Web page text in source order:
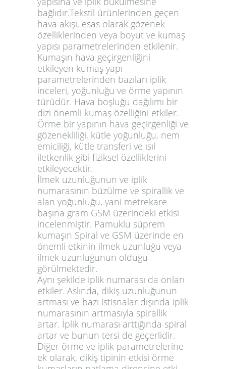
bağlıdır.Tekstil ürünlerinden geçen
hava akışı, esas olarak gözenek
özelliklerinden veya boyut ve kumaş
yapısı parametrelerinden etkilenir.
Kumaşın hava geçirgenliğini
etkileyen kumaş yapı
parametrelerinden bazıları iplik
inceleri, yoğunluğu ve örme yapının
türüdür. Hava boşluğu dağılımı bir
dizi önemli kumaş özelliğini etkiler.
Örme bir yapının hava geçirgenliği ve
gözenekliliği, kütle yoğunluğu, nem
emiciliği, kütle transferi ve ısıl
iletkenlik gibi fiziksel özelliklerini
etkileyecektir.
İlmek uzunluğunun ve iplik
numarasının büzülme ve spirallik ve
alan yoğunluğu, yani metrekare
başına gram GSM üzerindeki etkisi
incelenmiştir. Pamuklu süprem
kumaşın Spiral ve GSM üzerinde en
önemli etkinin ilmek uzunluğu veya
ilmek uzunluğunun olduğu
görülmektedir.
Aynı şekilde iplik numarası da onları
etkiler. Aslında, dikiş uzunluğunun
artması ve bazı istisnalar dışında iplik
numarasının artmasıyla spirallik
artar. İplik numarası arttığında spiral
artar ve bunun tersi de geçerlidir.
Diğer örme ve iplik parametrelerine
ek olarak, dikiş tipinin etkisi örme